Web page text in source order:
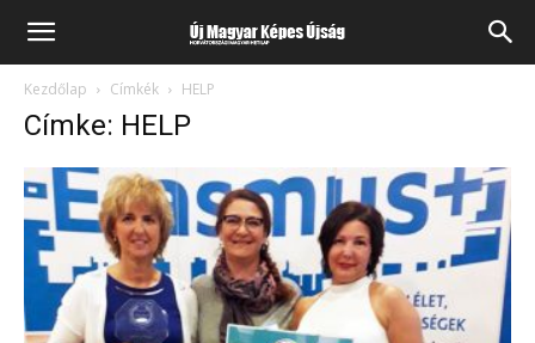
Kezdőlap Címkék HELP
Címke: HELP